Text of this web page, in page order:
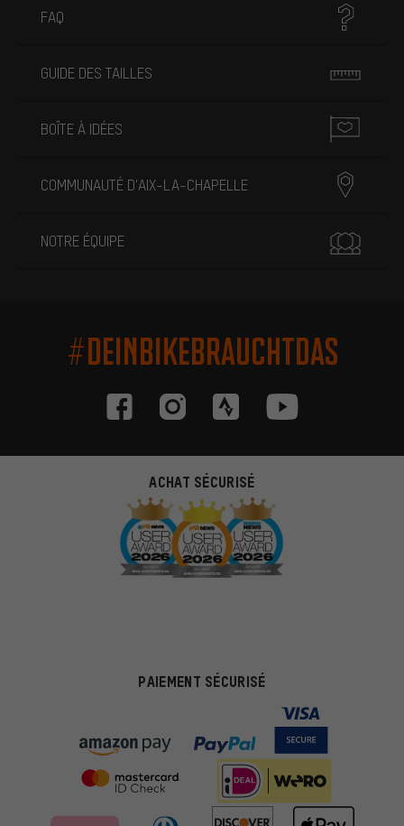
FAQ
GUIDE DES TAILLES
BOÎTE À IDÉES
COMMUNAUTÉ D'AIX-LA-CHAPELLE
NOTRE ÉQUIPE
#DEINBIKEBRAUCHTDAS
ACHAT SÉCURISÉ
PAIEMENT SÉCURISÉ